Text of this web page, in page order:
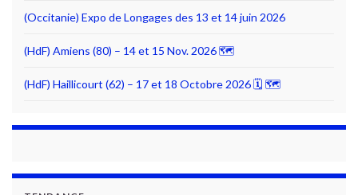
(Occitanie) Expo de Longages des 13 et 14 juin 2026
(HdF) Amiens (80) – 14 et 15 Nov. 2026 🗺
(HdF) Haillicourt (62) – 17 et 18 Octobre 2026 🗓 🗺